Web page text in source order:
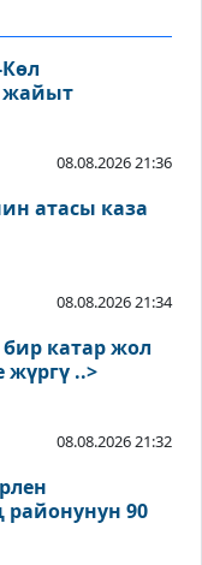
жайыт
08.08.2026 21:36
атасы каза
08.08.2026 21:34
бир катар жол
жүргү ..>
08.08.2026 21:32
90